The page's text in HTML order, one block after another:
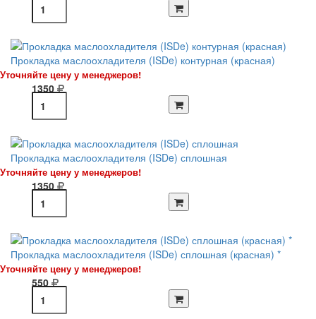
Прокладка маслоохладителя (ISDe) контурная (красная)
Уточняйте цену у менеджеров!
1350
Прокладка маслоохладителя (ISDe) сплошная
Уточняйте цену у менеджеров!
1350
Прокладка маслоохладителя (ISDe) сплошная (красная) *
Уточняйте цену у менеджеров!
550